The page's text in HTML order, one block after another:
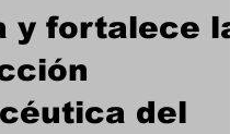
inversión en